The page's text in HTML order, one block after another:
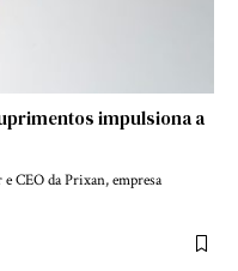
impulsiona a
CEO da Prixan, empresa